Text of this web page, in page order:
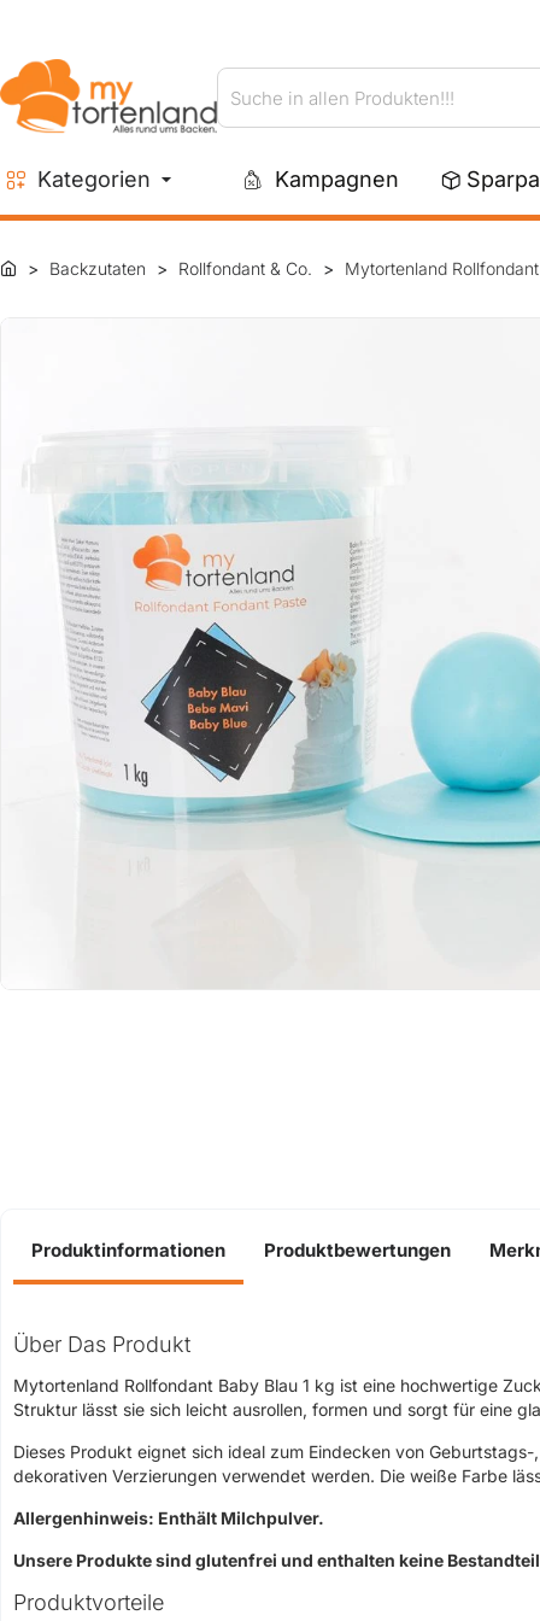
Suche
in
Produkten!!!
Kategorien Kampagnen
Backzutaten Rollfondant & Co. Mytortenland
Produktinformationen Produktbewertungen
Über Das Produkt
Mytortenland Rollfondant Baby Blau 1 kg ist eine hochwertige
Struktur lässt sie sich leicht ausrollen, formen und sorgt für eine
Dieses Produkt eignet sich ideal zum Eindecken von
dekorativen Verzierungen verwendet werden. Die weiße Farbe
Allergenhinweis: Enthält Milchpulver.
Unsere Produkte sind glutenfrei und enthalten keine
Produktvorteile